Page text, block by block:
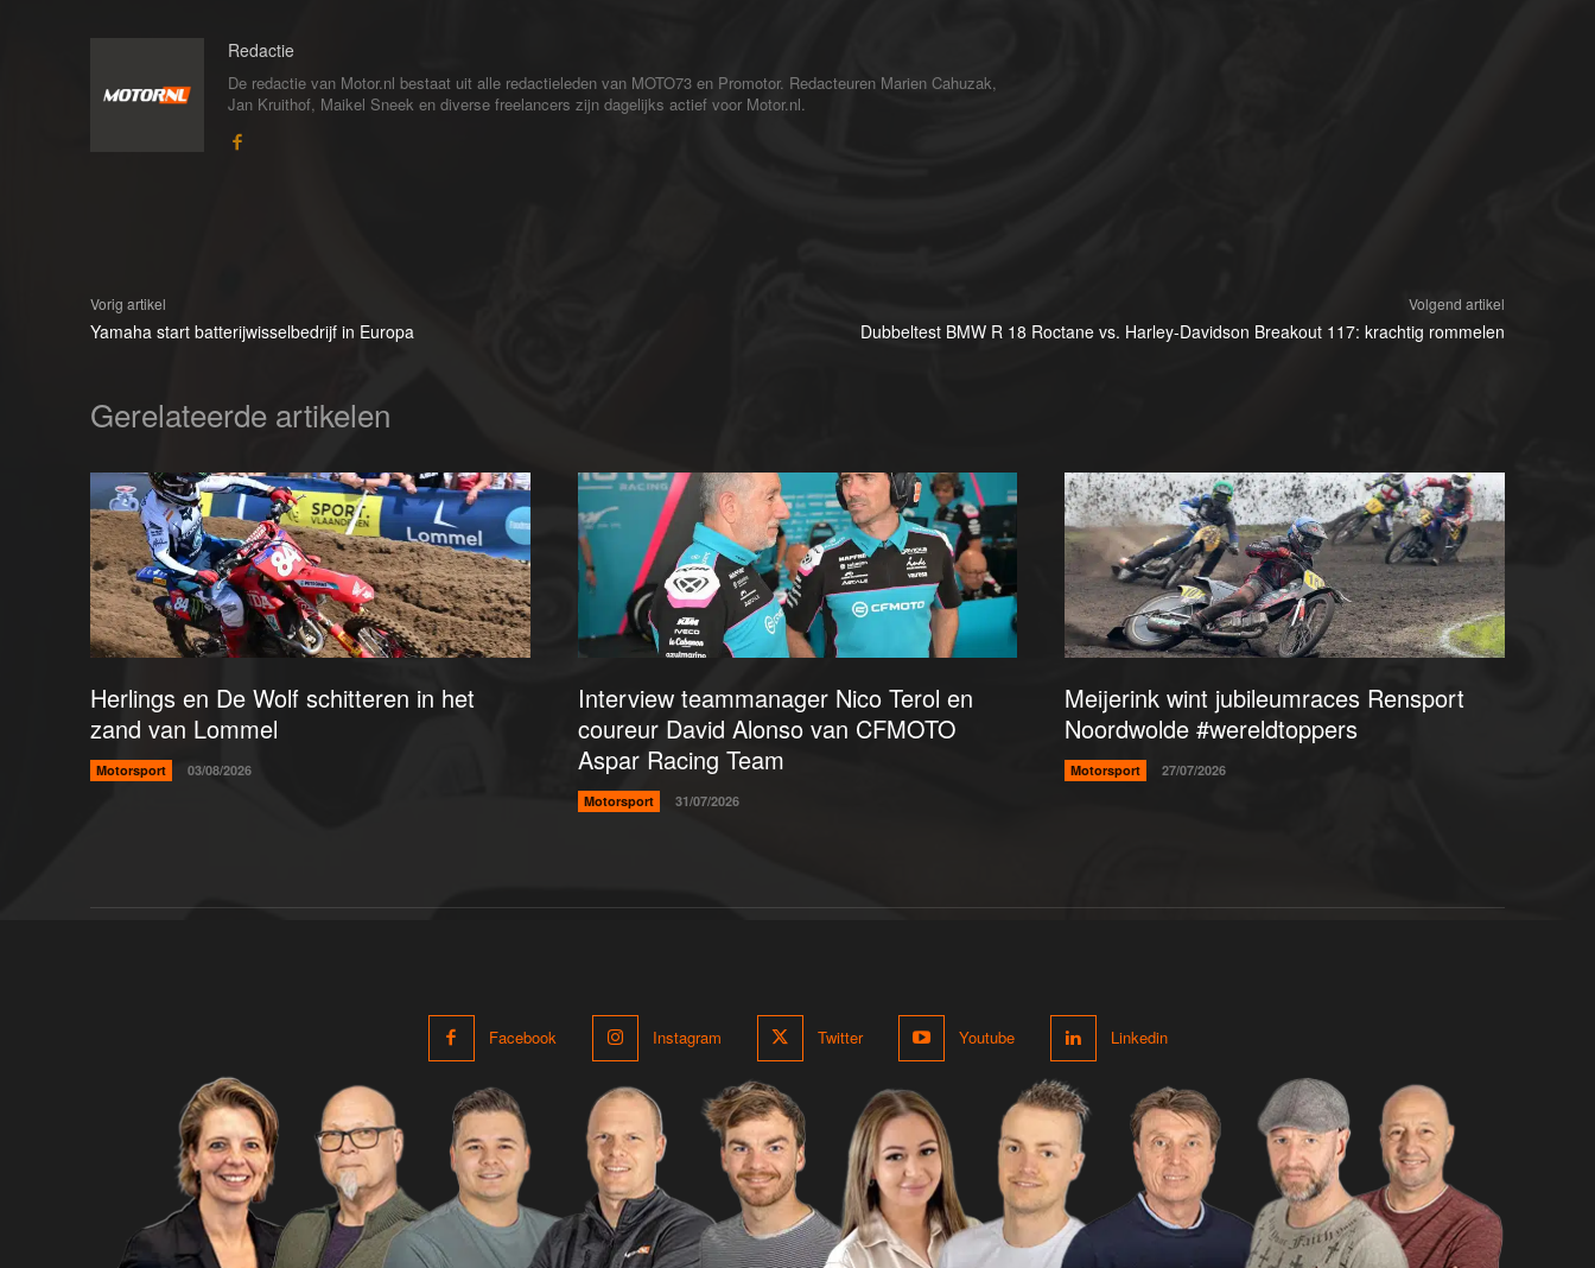
Redactie
De redactie van Motor.nl bestaat uit alle redactieleden van MOTO73 en Promotor. Redacteuren Marien Cahuzak,
Jan Kruithof, Maikel Sneek en diverse freelancers zijn dagelijks actief voor Motor.nl.
Vorig artikel
Yamaha start batterijwisselbedrijf in Europa
Volgend artikel
Dubbeltest BMW R 18 Roctane vs. Harley-Davidson Breakout 117: krachtig rommelen
Gerelateerde artikelen
Herlings en De Wolf schitteren in het
zand van Lommel
Motorsport 03/08/2026
Interview teammanager Nico Terol en
coureur David Alonso van CFMOTO
Aspar Racing Team
Motorsport 31/07/2026
Meijerink wint jubileumraces Rensport
Noordwolde #wereldtoppers
Motorsport 27/07/2026
Facebook Instagram Twitter Youtube Linkedin